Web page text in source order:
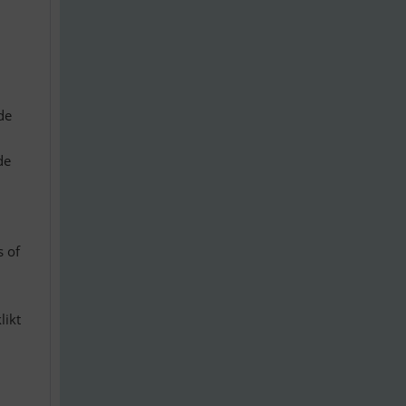
of